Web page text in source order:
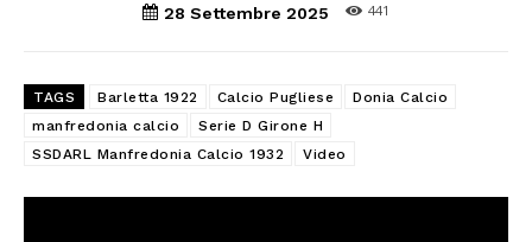
28 Settembre 2025
441
TAGS Barletta 1922 Calcio Pugliese
Donia Calcio
manfredonia calcio
Serie D Girone H
SSDARL Manfredonia Calcio 1932
Video